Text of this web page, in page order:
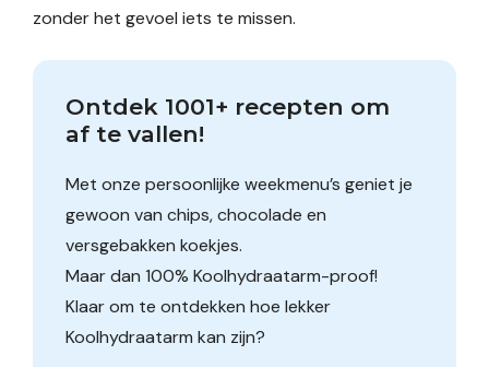
zonder het gevoel iets te missen.
Ontdek 1001+ recepten om
af te vallen!
Met onze persoonlijke weekmenu’s geniet je
gewoon van chips, chocolade en
versgebakken koekjes.
Maar dan 100% Koolhydraatarm-proof!
Klaar om te ontdekken hoe lekker
Koolhydraatarm kan zijn?